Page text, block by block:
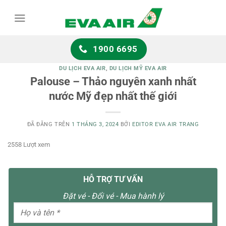
1900 6695
DU LỊCH EVA AIR, DU LỊCH MỸ EVA AIR
Palouse – Thảo nguyên xanh nhất
nước Mỹ đẹp nhất thế giới
ĐÃ ĐĂNG TRÊN 1 THÁNG 3, 2024 BỞI EDITOR EVA AIR TRANG
2558 Lượt xem
HỖ TRỢ TƯ VẤN
Đặt vé - Đổi vé - Mua hành lý